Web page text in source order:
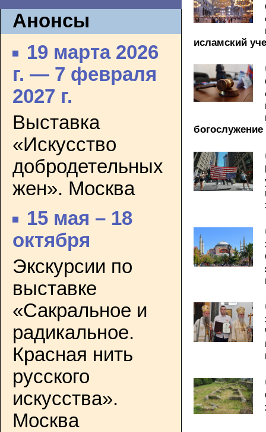
Анонсы
19 марта 2026
г. — 7 февраля
2027 г.
Выставка
«Искусство
добродетельных
жен». Москва
15 мая – 18
октября
Экскурсии по
выставке
«Сакральное и
радикальное.
Красная нить
русского
искусства».
Москва
исламский
богослужение